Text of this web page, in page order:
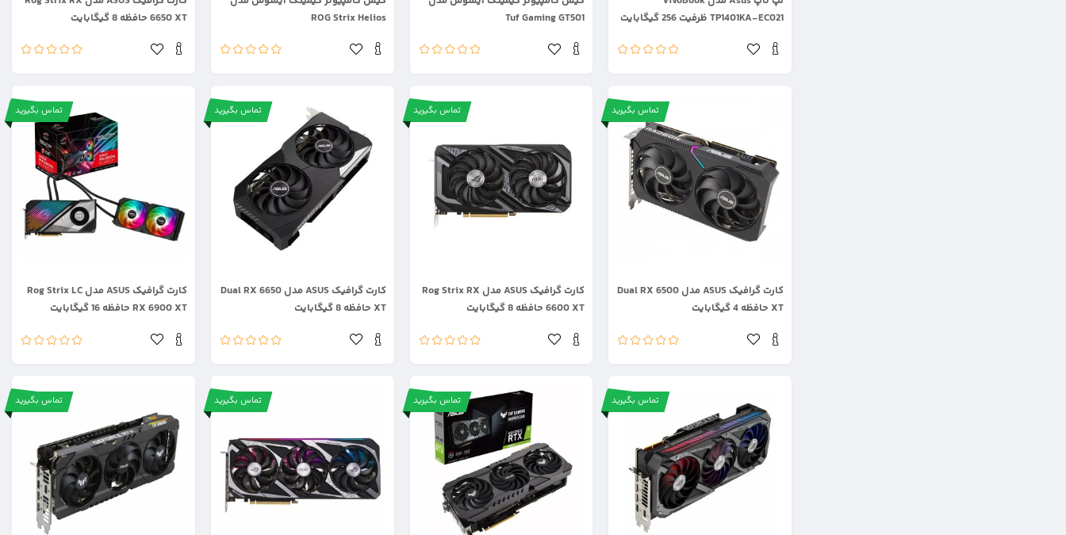
TP1401KA-EC021 ظرفیت 256 گیگابایت
Tuf Gaming GT501
ROG Strix Helios
6650 XT حافظه 8 گیگابایت
تماس بگیرید
کارت گرافیک ASUS مدل Dual RX 6500
XT حافظه 4 گیگابایت
تماس بگیرید
کارت گرافیک ASUS مدل Rog Strix RX
6600 XT حافظه 8 گیگابایت
تماس بگیرید
کارت گرافیک ASUS مدل Dual RX 6650
XT حافظه 8 گیگابایت
تماس بگیرید
کارت گرافیک ASUS مدل Rog Strix LC
RX 6900 XT حافظه 16 گیگابایت
تماس بگیرید تماس بگیرید تماس بگیرید تماس بگیرید